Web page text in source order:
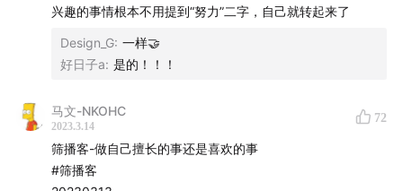
兴趣的事情根本不用提到“努力”二字，自己就转起来了
Design_G: 一样🤝
好日子a: 是的！！！
马文-NKOHC
2023.3.14
72
筛播客-做自己擅长的事还是喜欢的事
#筛播客